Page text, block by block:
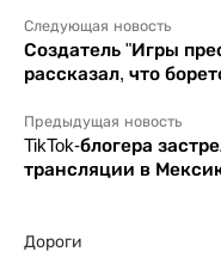
Следующая новость
Создатель "Игры
рассказал, что
Предыдущая новость
TikTok-блогера
трансляции в
Дороги